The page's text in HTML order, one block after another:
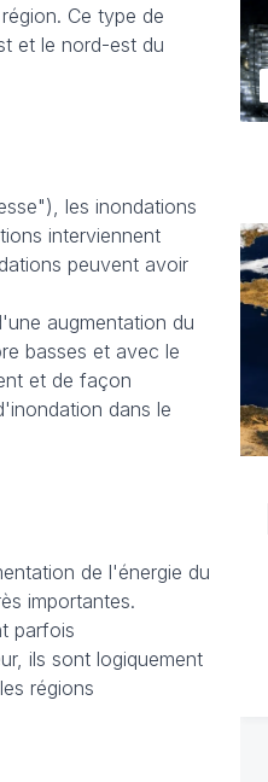
Ce type de
et le nord-est du
les inondations
interviennent
peuvent avoir
augmentation du
basses et avec le
et de façon
dans le
de l'énergie du
importantes.
parfois
ils sont logiquement
régions